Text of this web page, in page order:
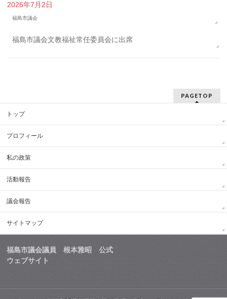
2026年7月2日
福島市議会
福島市議会文教福祉常任委員会に出席
PAGETOP
トップ
プロフィール
私の政策
活動報告
議会報告
サイトマップ
福島市議会議員 根本雅昭 公式
ウェブサイト